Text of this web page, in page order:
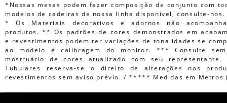
*Nossas mesas podem fazer composição de conjunto com
modelos de cadeiras de nossa linha disponível, consulte-nos.
* Os Materiais decorativos e adornos não
produtos. ** Os padrões de cores demonstrados em
e revestimentos podem ter variações de tonalidades se
ao modelo e calibragem do monitor. *** Consulte
mostruário de cores atualizado com seu representante.
Tubulares reserva-se o direito de alterações nos
revestimentos sem aviso prévio. / ***** Medidas em Metros